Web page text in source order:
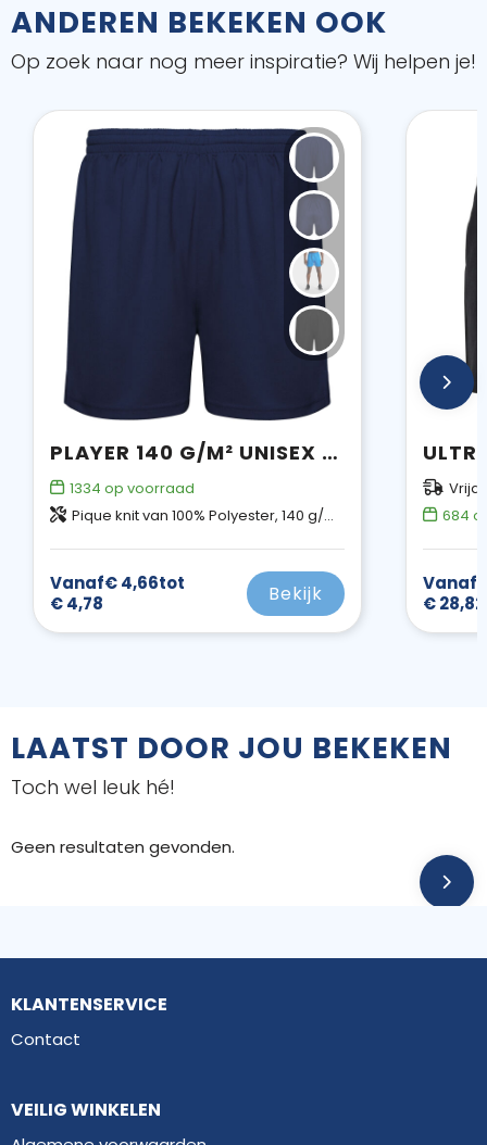
ANDEREN BEKEKEN OOK
Op zoek naar nog meer inspiratie? Wij helpen je!
PLAYER 140 G/M² UNISEX SPORTSHORT
1334 op voorraad
Pique knit van 100% Polyester, 140 g/m2
Vanaf€ 4,66tot
€ 4,78
Bekijk
684
Vanaf
€ 28,82
LAATST DOOR JOU BEKEKEN
Toch wel leuk hé!
Geen resultaten gevonden.
KLANTENSERVICE
Contact
VEILIG WINKELEN